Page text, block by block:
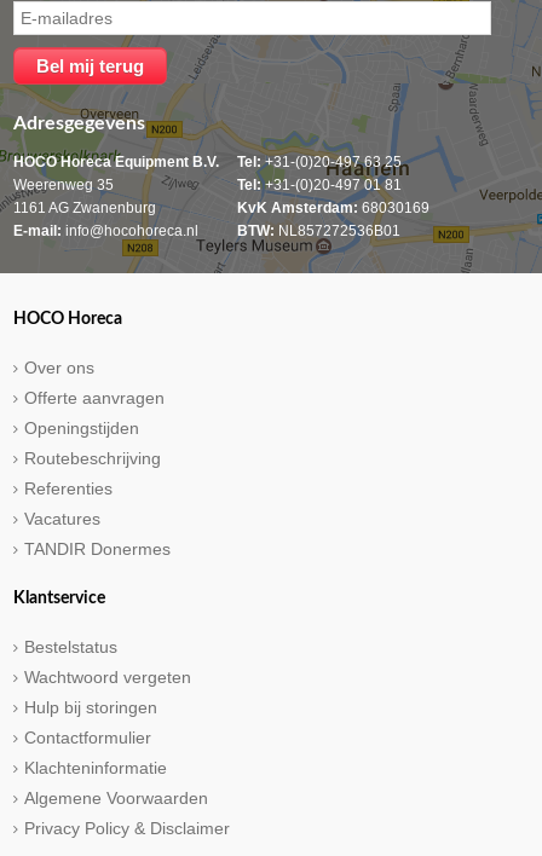
Adresgegevens
HOCO Horeca Equipment B.V.
Weerenweg 35
1161 AG Zwanenburg
E-mail: info@hocohoreca.nl
Tel:+31-(0)20-497 63 25
Tel:+31-(0)20-497 01 81
KvK Amsterdam: 68030169
BTW: NL857272536B01
HOCO Horeca
Over ons
Offerte aanvragen
Openingstijden
Routebeschrijving
Referenties
Vacatures
TANDIR Donermes
Klantservice
Bestelstatus
Wachtwoord vergeten
Hulp bij storingen
Contactformulier
Klachteninformatie
Algemene Voorwaarden
Privacy Policy & Disclaimer